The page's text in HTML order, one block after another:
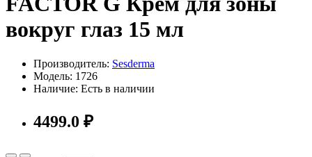
вокруг глаз 15 мл
Производитель: Sesderma
Модель: 1726
Наличие: Есть в наличии
4499.0 ₽